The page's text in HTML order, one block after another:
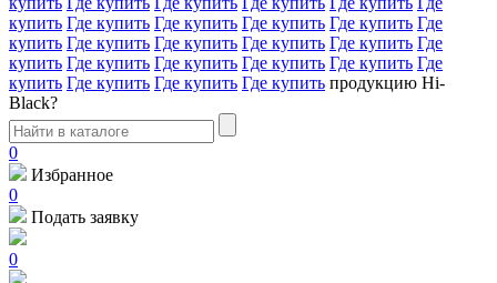
купить Где купить Где купить Где купить Где купить Где
купить Где купить Где купить Где купить Где купить Где
купить Где купить Где купить Где купить Где купить Где
купить Где купить Где купить Где купить продукцию Hi-
Black?
0
Избранное
0
Подать заявку
0